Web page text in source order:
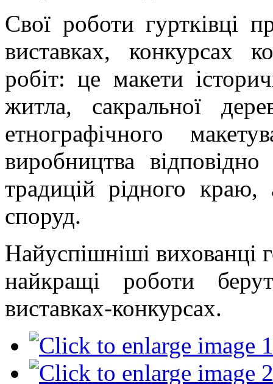
Свої роботи гуртківці
виставках, конкурсах
робіт: це макети
житла, сакральної
етнографічного
виробництва
традицій рідного
споруд.
Найуспішніші вихованці
найкращі роботи
виставках-конкурсах.